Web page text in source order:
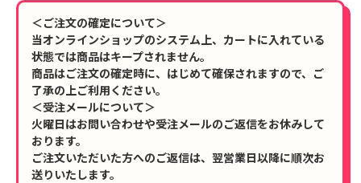
＜ご注文の確定について＞
当オンラインショップのシステム上、カートに入れている
状態では商品はキープされません。
商品はご注文の確定時に、はじめて確保されますので、ご
了承の上ご利用ください。
＜受注メールについて＞
火曜日はお問い合わせや受注メールのご返信をお休みして
おります。
ご注文いただいた方へのご返信は、翌営業日以降に順次お
送りいたします。